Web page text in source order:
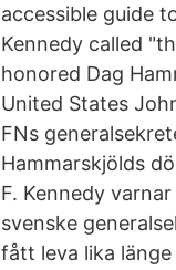
accessible guide
Kennedy called
honored Dag
United States
FNs
Hammarskjölds
F. Kennedy
svenske
fått leva lika